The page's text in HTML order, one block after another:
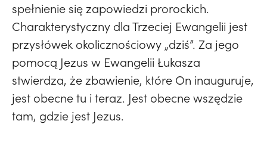
spełnienie się zapowiedzi prorockich.
Charakterystyczny dla Trzeciej Ewangelii jest
przysłówek okolicznościowy „dziś”. Za jego
pomocą Jezus w Ewangelii Łukasza
stwierdza, że zbawienie, które On inauguruje,
jest obecne tu i teraz. Jest obecne wszędzie
tam, gdzie jest Jezus.